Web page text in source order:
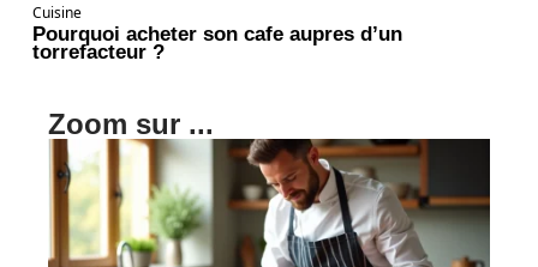
Cuisine
Pourquoi acheter son cafe aupres d’un
torrefacteur ?
Zoom sur ...